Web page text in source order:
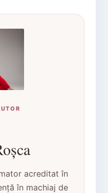
acreditat în
în machiaj de